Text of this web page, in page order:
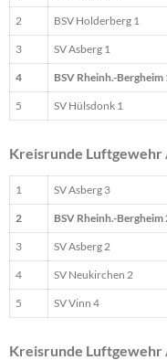
2 BSV Holderberg 1
3 SV Asberg 1
4 BSV Rheinh.-Bergheim
5 SV Hülsdonk 1
Kreisrunde Luftgewehr
1 SV Asberg 3
2 BSV Rheinh.-Bergheim
3 SV Asberg 2
4 SV Neukirchen 2
5 SV Vinn 4
Kreisrunde Luftgewehr